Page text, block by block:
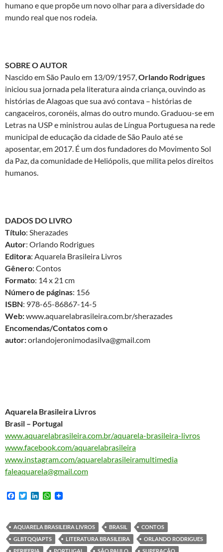
humano e que propõe um novo olhar para a diversidade do
mundo real que nos rodeia.
SOBRE O AUTOR
Nascido em São Paulo em 13/09/1957,Orlando Rodrigues
iniciou sua jornada pela literatura ainda criança, ouvindo as
histórias de Alagoas que sua avó contava – histórias de
cangaceiros, coronéis, almas do outro mundo. Graduou-se em
Letras na USP e ministrou aulas de Língua Portuguesa na rede
municipal de educação da cidade de São Paulo até se
aposentar, em 2017. É um dos fundadores do Movimento Sol
da Paz, da comunidade de Heliópolis, que milita pelos direitos
humanos.
DADOS DO LIVRO
Título: Sherazades
Autor: Orlando Rodrigues
Editora: Aquarela Brasileira Livros
Gênero: Contos
Formato: 14 x 21 cm
Número de páginas: 156
ISBN: 978-65-86867-14-5
Web:www.aquarelabrasileira.com.br/sherazades
Encomendas/Contatos com o
autor:orlandojeronimodasilva@gmail.com
Aquarela Brasileira Livros
Brasil – Portugal
www.aquarelabrasileira.com.br/aquarela-brasileira-livros
www.facebook.com/aquarelabrasileira
www.instagram.com/aquarelabrasileiramultimedia
faleaquarela@gmail.com
F
b
o
o
T
t
e
r
e
d
I
W
s
A
p
AQUARELA BRASILEIRA LIVROS BRASIL
CONTOS
GLBTQQIAPTS
LITERATURA BRASILEIRA
ORLANDO RODRIGUES